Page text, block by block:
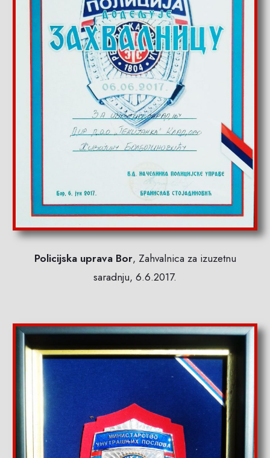
Policijska uprava Bor, Zahvalnica za izuzetnu
saradnju, 6.6.2017.